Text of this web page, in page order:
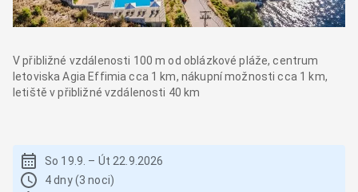
V přibližné vzdálenosti 100 m od oblázkové pláže, centrum
letoviska Agia Effimia cca 1 km, nákupní možnosti cca 1 km,
letiště v přibližné vzdálenosti 40 km
So 19.9. – Út 22.9.2026
4 dny (3 noci)